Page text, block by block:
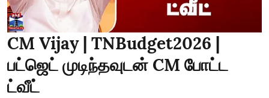
CM Vijay | TNBudget2026 |
பட்ஜெட் முடிந்தவுடன் CM போட்ட
ட்வீட்